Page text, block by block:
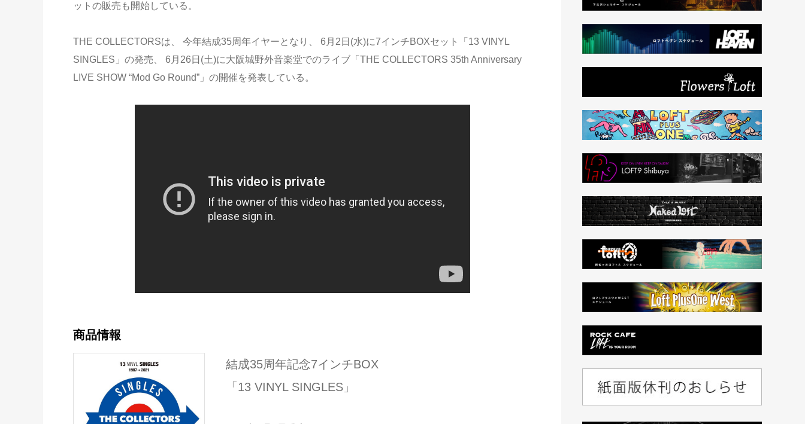
ットの販売も開始している。
THE COLLECTORSは、 今年結成35周年イヤーとなり、 6月2日(水)に7インチBOXセット「13 VINYL
SINGLES」の発売、 6月26日(土)に大阪城野外音楽堂でのライブ「THE COLLECTORS 35th Anniversary
LIVE SHOW “Mod Go Round”」の開催を発表している。
商品情報
結成35周年記念7インチBOX
「13 VINYL SINGLES」